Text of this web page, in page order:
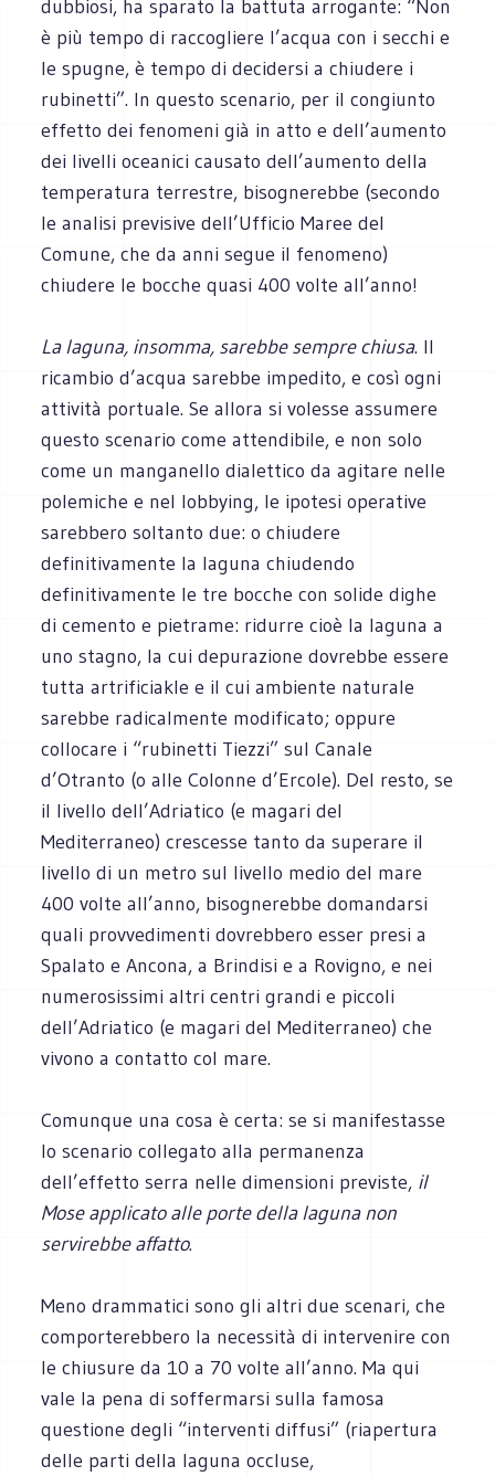
dubbiosi, ha sparato la battuta arrogante: “Non
è più tempo di raccogliere l’acqua con i secchi e
le spugne, è tempo di decidersi a chiudere i
rubinetti”. In questo scenario, per il congiunto
effetto dei fenomeni già in atto e dell’aumento
dei livelli oceanici causato dell’aumento della
temperatura terrestre, bisognerebbe (secondo
le analisi previsive dell’Ufficio Maree del
Comune, che da anni segue il fenomeno)
chiudere le bocche quasi 400 volte all’anno!
La laguna, insomma, sarebbe sempre chiusa. Il
ricambio d’acqua sarebbe impedito, e così ogni
attività portuale. Se allora si volesse assumere
questo scenario come attendibile, e non solo
come un manganello dialettico da agitare nelle
polemiche e nel lobbying, le ipotesi operative
sarebbero soltanto due: o chiudere
definitivamente la laguna chiudendo
definitivamente le tre bocche con solide dighe
di cemento e pietrame: ridurre cioè la laguna a
uno stagno, la cui depurazione dovrebbe essere
tutta artrificiakle e il cui ambiente naturale
sarebbe radicalmente modificato; oppure
collocare i “rubinetti Tiezzi” sul Canale
d’Otranto (o alle Colonne d’Ercole). Del resto, se
il livello dell’Adriatico (e magari del
Mediterraneo) crescesse tanto da superare il
livello di un metro sul livello medio del mare
400 volte all’anno, bisognerebbe domandarsi
quali provvedimenti dovrebbero esser presi a
Spalato e Ancona, a Brindisi e a Rovigno, e nei
numerosissimi altri centri grandi e piccoli
dell’Adriatico (e magari del Mediterraneo) che
vivono a contatto col mare.
Comunque una cosa è certa: se si manifestasse
lo scenario collegato alla permanenza
dell’effetto serra nelle dimensioni previste, il
Mose applicato alle porte della laguna non
servirebbe affatto.
Meno drammatici sono gli altri due scenari, che
comporterebbero la necessità di intervenire con
le chiusure da 10 a 70 volte all’anno. Ma qui
vale la pena di soffermarsi sulla famosa
questione degli “interventi diffusi” (riapertura
delle parti della laguna occluse,